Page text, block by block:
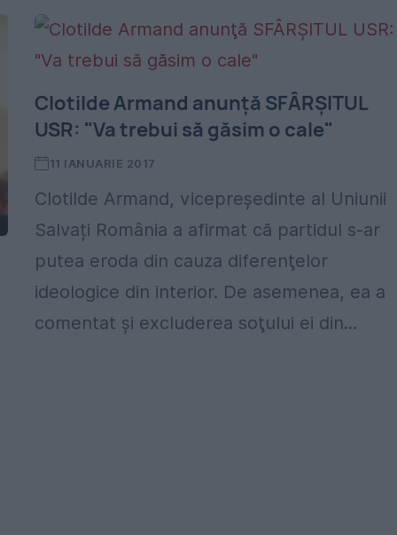
Clotilde Armand anunţă SFÂRŞITUL
USR: "Va trebui să găsim o cale"
11 IANUARIE 2017
Clotilde Armand, vicepreședinte al Uniunii
Salvați România a afirmat că partidul s-ar
putea eroda din cauza diferenţelor
ideologice din interior. De asemenea, ea a
comentat şi excluderea soţului ei din...